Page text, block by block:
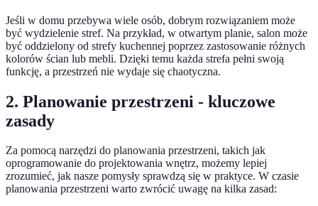
Jeśli w domu przebywa wiele osób, dobrym rozwiązaniem może
być wydzielenie stref. Na przykład, w otwartym planie, salon może
być oddzielony od strefy kuchennej poprzez zastosowanie różnych
kolorów ścian lub mebli. Dzięki temu każda strefa pełni swoją
funkcję, a przestrzeń nie wydaje się chaotyczna.
2. Planowanie przestrzeni - kluczowe
zasady
Za pomocą narzędzi do planowania przestrzeni, takich jak
oprogramowanie do projektowania wnętrz, możemy lepiej
zrozumieć, jak nasze pomysły sprawdzą się w praktyce. W czasie
planowania przestrzeni warto zwrócić uwagę na kilka zasad: